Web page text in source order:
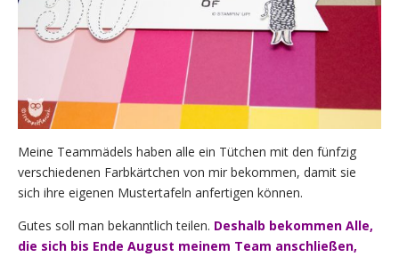
Meine Teammädels haben alle ein Tütchen mit den fünfzig
verschiedenen Farbkärtchen von mir bekommen, damit sie
sich ihre eigenen Mustertafeln anfertigen können.
Gutes soll man bekanntlich teilen. Deshalb bekommen Alle,
die sich bis Ende August meinem Team anschließen,